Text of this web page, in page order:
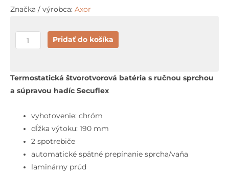
Značka / výrobca: Axor
množstvo
Axor
E
Termostatická
okraj
vane,
otvorová
Pridať do košíka
Termostatická štvorotvorová batéria s ručnou sprchou
a súpravou hadíc Secuflex
vyhotovenie: chróm
dĺžka výtoku: 190 mm
2 spotrebiče
automatické spätné prepínanie sprcha/vaňa
laminárny prúd